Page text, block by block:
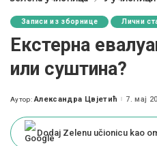
Записи из зборнице Лични
Екстерна
или суштина?
Posted
Аутор: Александра Цвјетић 7. мај
Dodaj Zelenu učionicu kao